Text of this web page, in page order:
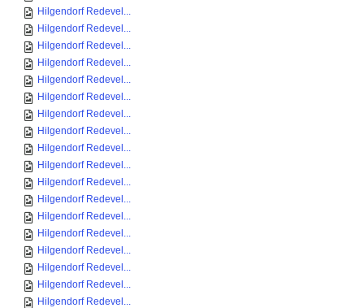
Hilgendorf Redevel...
Hilgendorf Redevel...
Hilgendorf Redevel...
Hilgendorf Redevel...
Hilgendorf Redevel...
Hilgendorf Redevel...
Hilgendorf Redevel...
Hilgendorf Redevel...
Hilgendorf Redevel...
Hilgendorf Redevel...
Hilgendorf Redevel...
Hilgendorf Redevel...
Hilgendorf Redevel...
Hilgendorf Redevel...
Hilgendorf Redevel...
Hilgendorf Redevel...
Hilgendorf Redevel...
Hilgendorf Redevel...